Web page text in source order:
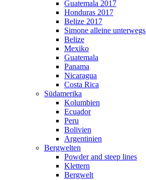
Guatemala 2017
Honduras 2017
Belize 2017
Simone alleine unterwegs
Belize
Mexiko
Guatemala
Panama
Nicaragua
Costa Rica
Südamerika
Kolumbien
Ecuador
Peru
Bolivien
Argentinien
Bergwelten
Powder and steep lines
Klettern
Bergwelt